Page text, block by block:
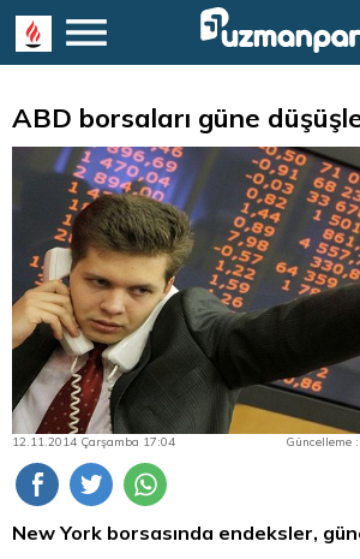
ABD borsaları güne
12.11.2014 Çarşamba 17:04 Güncelleme
New York borsasında endeksler,